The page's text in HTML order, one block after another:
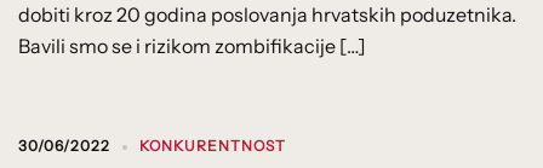
dobiti kroz 20 godina poslovanja hrvatskih poduzetnika.
Bavili smo se i rizikom zombifikacije […]
30/06/2022 KONKURENTNOST